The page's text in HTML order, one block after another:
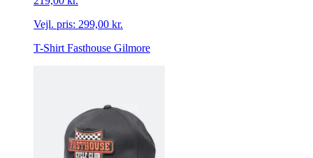
Vejl. pris: 299,00 kr.
T-Shirt Fasthouse Gilmore